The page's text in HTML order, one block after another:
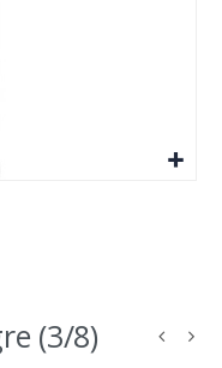
(3/8)